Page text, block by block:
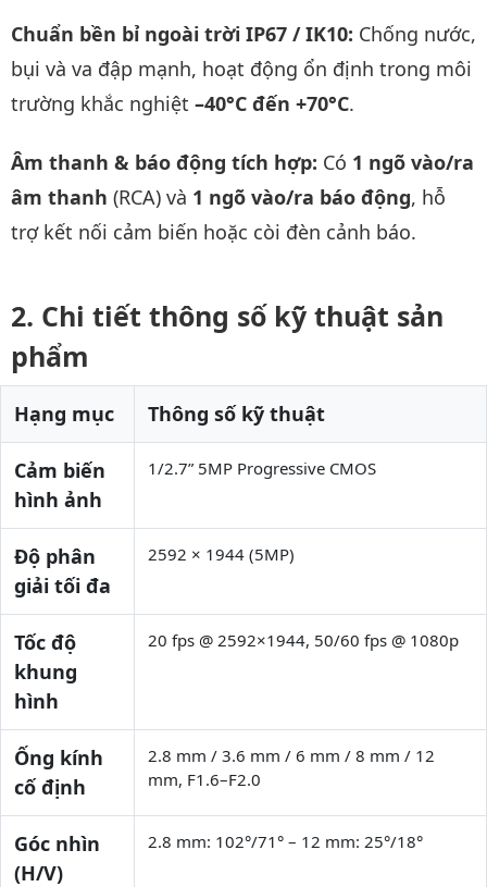
Chuẩn bền bỉ ngoài trời IP67 / IK10: Chống nước,
bụi và va đập mạnh, hoạt động ổn định trong môi
trường khắc nghiệt –40°C đến +70°C.
Âm thanh & báo động tích hợp: Có 1 ngõ vào/ra
âm thanh (RCA) và 1 ngõ vào/ra báo động, hỗ
trợ kết nối cảm biến hoặc còi đèn cảnh báo.
Chi tiết thông số kỹ thuật sản
phẩm
Hạng mục Thông số kỹ thuật
Cảm biến
hình ảnh
1/2.7” 5MP Progressive CMOS
Độ phân
giải tối đa
2592 × 1944 (5MP)
Tốc độ
khung
hình
20 fps @ 2592×1944, 50/60 fps @ 1080p
Ống kính
cố định
2.8 mm / 3.6 mm / 6 mm / 8 mm / 12
mm, F1.6–F2.0
Góc nhìn
(H/V)
2.8 mm: 102°/71° – 12 mm: 25°/18°